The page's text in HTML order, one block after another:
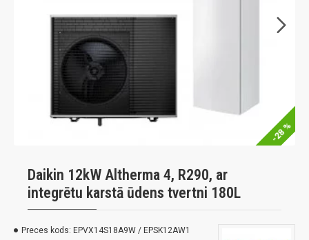
-28 %
Daikin 12kW Altherma 4, R290, ar
integrētu karstā ūdens tvertni 180L
Preces kods: EPVX14S18A9W / EPSK12AW1